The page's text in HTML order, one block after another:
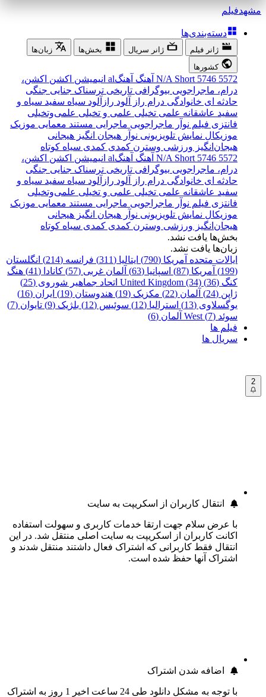
مشهدفیلم
دسته‌بندی‌ها
ژانر فیلم ژانر سریال بخش‌ها
زبان‌ها
کشورها
5572
5746
N/A Short آهنگ آهنگal انیمیشن اکشن اکشن،
درام، ماجراجویی بیوگرافی تاریخی ترسناک جنایی جنگی
حادثه ای خانوادگی درام راز آلود رازآلود سیاه سفید سیاه و
سفید عاشقانه علمی تخیلی علمی و تخیلی علمی‌و‌تخیلی
فانتزی فیلم نوآر ماجراجویی ماجرایی مستند معمایی موزیک
موزیکال نمایش تلویزیونی نوآر هیجان انگیز هیجانی
هیجان‌انگیز ورزشی وسترن کمدی کمدی سیاه کوتاه
5572
5746
N/A Short آهنگ آهنگal انیمیشن اکشن اکشن،
درام، ماجراجویی بیوگرافی تاریخی ترسناک جنایی جنگی
حادثه ای خانوادگی درام راز آلود رازآلود سیاه سفید سیاه و
سفید عاشقانه علمی تخیلی علمی و تخیلی علمی‌و‌تخیلی
فانتزی فیلم نوآر ماجراجویی ماجرایی مستند معمایی موزیک
موزیکال نمایش تلویزیونی نوآر هیجان انگیز هیجانی
هیجان‌انگیز ورزشی وسترن کمدی کمدی سیاه کوتاه
بخش‌ها یافت نشد.
زبان‌ها یافت نشد.
ایالات متحده آمریکا (790)
ایتالیا (311) فرانسه (214)
انگلستان
(199)
آمریکا (87) اسپانیا (63) آلمان غربی (57) کانادا (41)
هنگ
کنگ (36)
United Kingdom (34) اتحاد جماهیر شوروی (25)
ژاپن (24)
آلمان (22) مکزیک (19) هندوستان (19)
ایران (16)
یوگسلاوی (13)
استرالیا (12) سوئیس (12) بلژیک (9)
تایوان (7)
سوئد (7)
West آلمان (6)
فیلم ها
سریال ها
2
انتقال کاربران از اسکریپت به سایت
با عرض سلام جهت ارتقا خدمات کاربری و سهولت استفاده
اکانت کاربران از اسکریپت به سایت اصلی منتقل شد. در این
انتقال فقط کاربرانی که اشتراک فعال داشتند منتقل شدند و
اشتراک آنها حفظ شده است.
اضافه شدن اشتراک
با توجه به مشکل دانلود طی 24 ساعت اخیر 1 روز به اشتراک